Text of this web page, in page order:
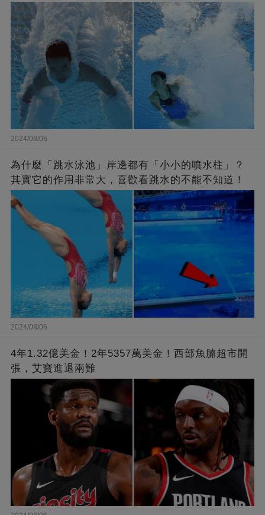
2024/08/06
為什麼「跳水泳池」岸邊都有「小小的噴水柱」？
其實它的作用非常大，喜歡看跳水的不能不知道！
2024/08/06
4年1.32億美金！2年5357萬美金！西部魚腩超市開
張，艾寶進退兩難